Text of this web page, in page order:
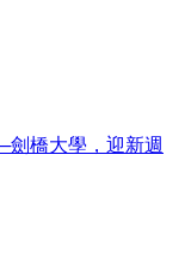
橋大學，迎新週